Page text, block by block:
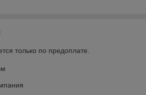
только по предоплате.